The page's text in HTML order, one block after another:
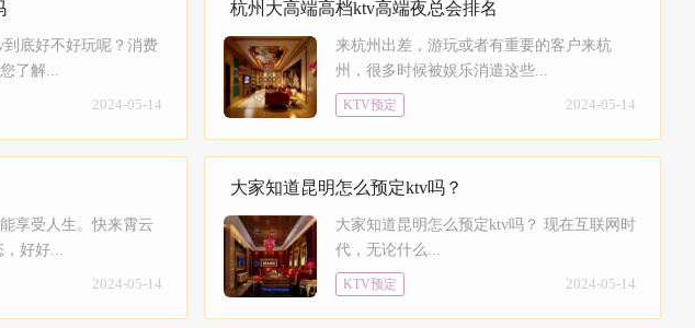
底好不好玩呢？消费
了解...
2024-05-14
杭州大高端高档ktv高端夜总会排名
来杭州出差，游玩或者有重要的客户来杭
州，很多时候被‌‌娱乐消遣这些...
KTV预定 2024-05-14
享受人生。快来霄云
，好好...
2024-05-14
大家知道昆明怎么预定ktv吗？
大家知道昆明怎么预定ktv吗？ 现在互联网时
代，无论什么...
KTV预定 2024-05-14